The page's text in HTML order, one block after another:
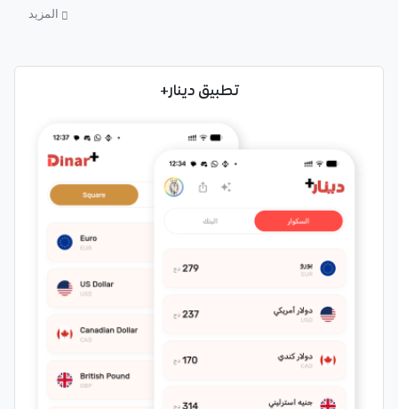
المزيد
تطبيق دينار+